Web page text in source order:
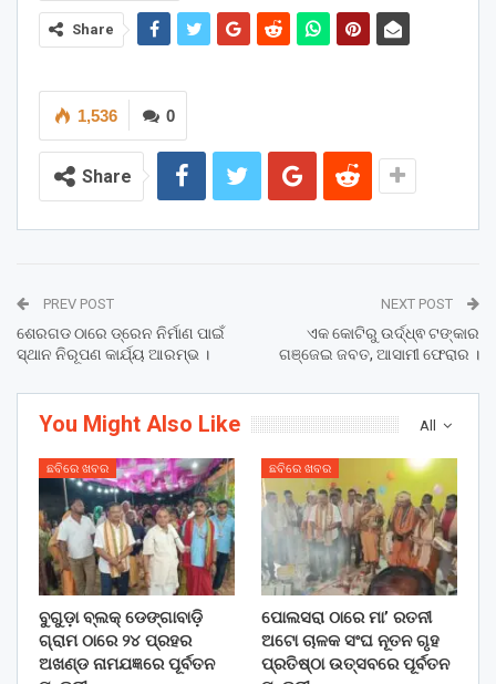
Share
0
1,536
Share
PREV POST
ଶେରଗଡ ଠାରେ ଡ୍ରେନ ନିର୍ମାଣ ପାଇଁ
ସ୍ଥାନ ନିରୂପଣ କାର୍ଯ୍ୟ ଆରମ୍ଭ ।
NEXT POST
ଏକ କୋଟିରୁ ଉର୍ଦ୍ଧ୍ଵ ଟଙ୍କାର
ଗଞ୍ଜେଇ ଜବତ, ଆସାମୀ ଫେରାର ।
All
You Might Also Like
ଛବିରେ ଖବର
ବୁଗୁଡ଼ା ବ୍ଲକ୍ ଡେଙ୍ଗାବାଡ଼ି
ଗ୍ରାମ ଠାରେ ୨୪ ପ୍ରହର
ଅଖଣ୍ଡ ନାମଯଜ୍ଞରେ ପୂର୍ବତନ
ଛବିରେ ଖବର
ପୋଲସରା ଠାରେ ମା’ ରତନୀ
ଅଟୋ ଚାଳକ ସଂଘ ନୂତନ ଗୃହ
ପ୍ରତିଷ୍ଠା ଉତ୍ସବରେ ପୂର୍ବତନ